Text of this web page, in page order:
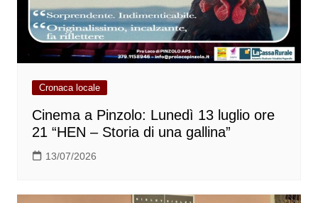
Cronaca locale
Cinema a Pinzolo: Lunedì 13 luglio ore
21 “HEN – Storia di una gallina”
13/07/2026